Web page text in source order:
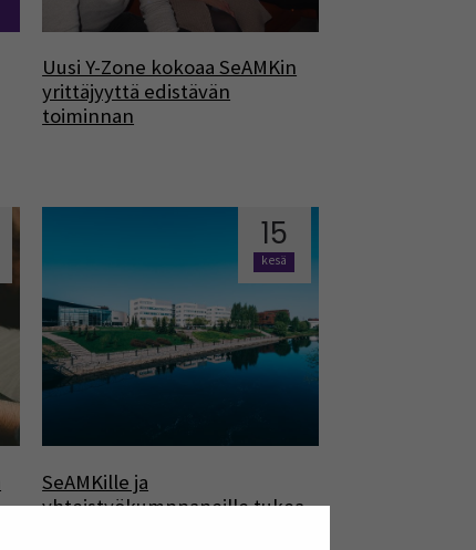
Uusi Y-Zone kokoaa SeAMKin
yrittäjyyttä edistävän
toiminnan
15
kesä
SeAMKille ja
yhteistyökumppaneille tukea